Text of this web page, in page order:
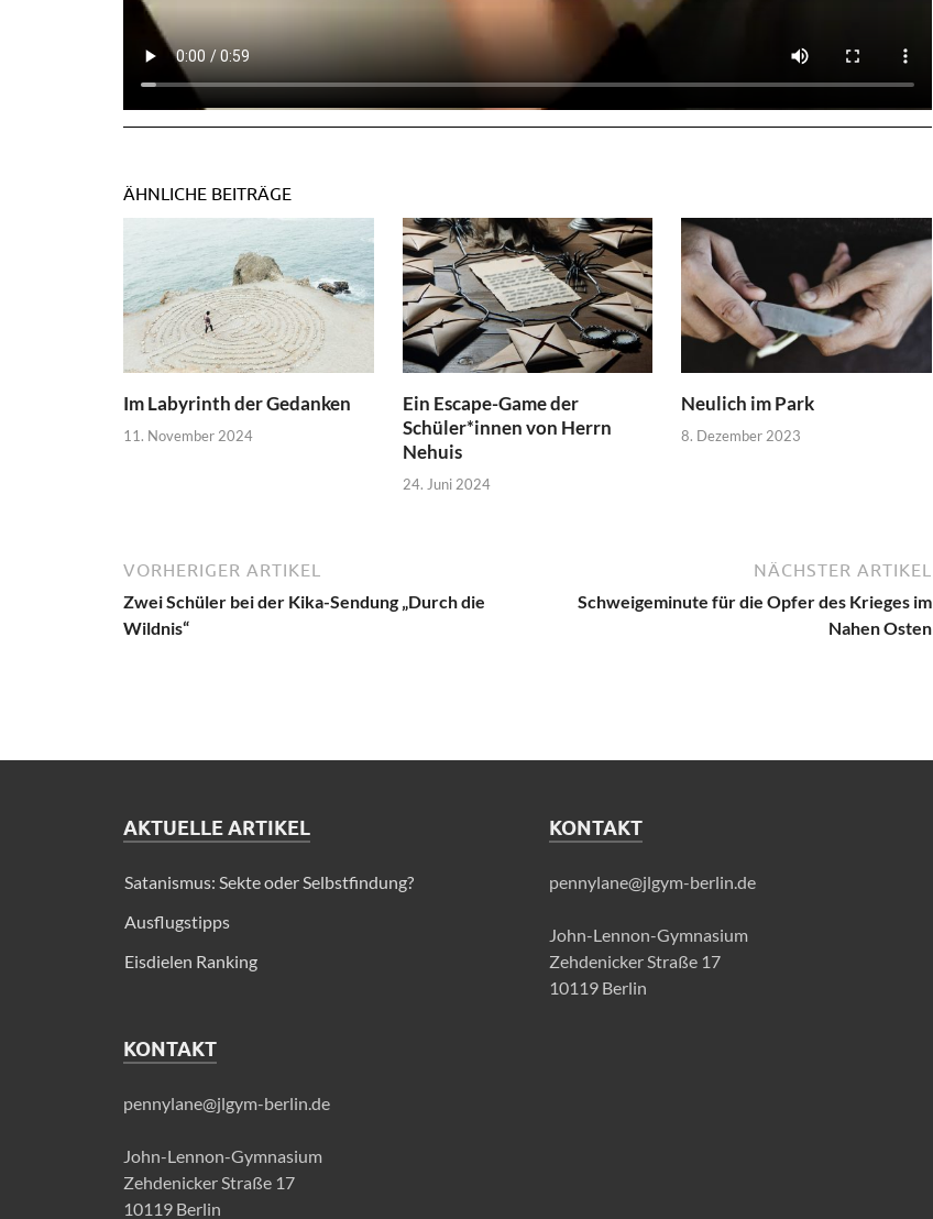
ÄHNLICHE BEITRÄGE
Im Labyrinth der Gedanken
11. November 2024
Ein Escape-Game der
Schüler*innen von Herrn
Nehuis
24. Juni 2024
Neulich im Park
8. Dezember 2023
VORHERIGER ARTIKEL
Zwei Schüler bei der Kika-Sendung „Durch die
Wildnis“
NÄCHSTER ARTIKEL
Schweigeminute für die Opfer des Krieges im
Nahen Osten
AKTUELLE ARTIKEL
Satanismus: Sekte oder Selbstfindung?
Ausflugstipps
Eisdielen Ranking
KONTAKT
pennylane@jlgym-berlin.de
John-Lennon-Gymnasium
Zehdenicker Straße 17
10119 Berlin
KONTAKT
pennylane@jlgym-berlin.de
John-Lennon-Gymnasium
Zehdenicker Straße 17
10119 Berlin